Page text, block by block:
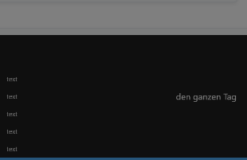
den "Dennis - privat" Kalender, wenn ich